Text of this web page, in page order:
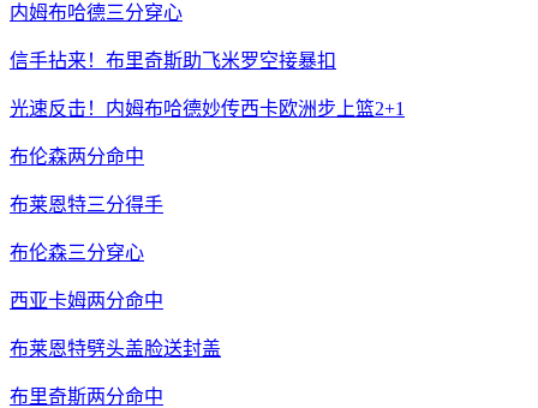
内姆布哈德三分穿心
信手拈来！布里奇斯助飞米罗空接暴扣
光速反击！内姆布哈德妙传西卡欧洲步上篮2+1
布伦森两分命中
布莱恩特三分得手
布伦森三分穿心
西亚卡姆两分命中
布莱恩特劈头盖脸送封盖
布里奇斯两分命中